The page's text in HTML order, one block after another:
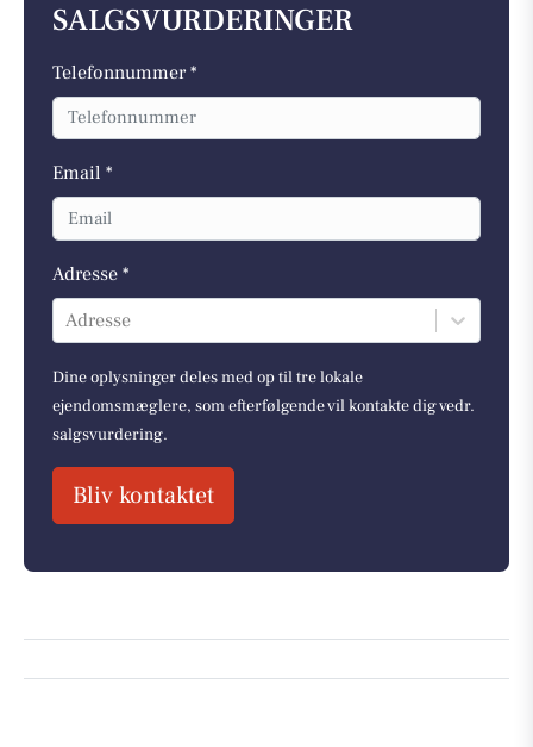
SALGSVURDERINGER
Telefonnummer *
Email *
Adresse *
Adresse
Dine oplysninger deles med op til tre lokale
ejendomsmæglere, som efterfølgende vil kontakte dig vedr.
salgsvurdering.
Bliv kontaktet